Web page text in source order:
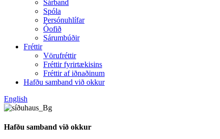
Sárband
Spóla
Persónuhlífar
Óofið
Sárumbúðir
Fréttir
Vörufréttir
Fréttir fyrirtækisins
Fréttir af iðnaðinum
Hafðu samband við okkur
English
Hafðu samband við okkur